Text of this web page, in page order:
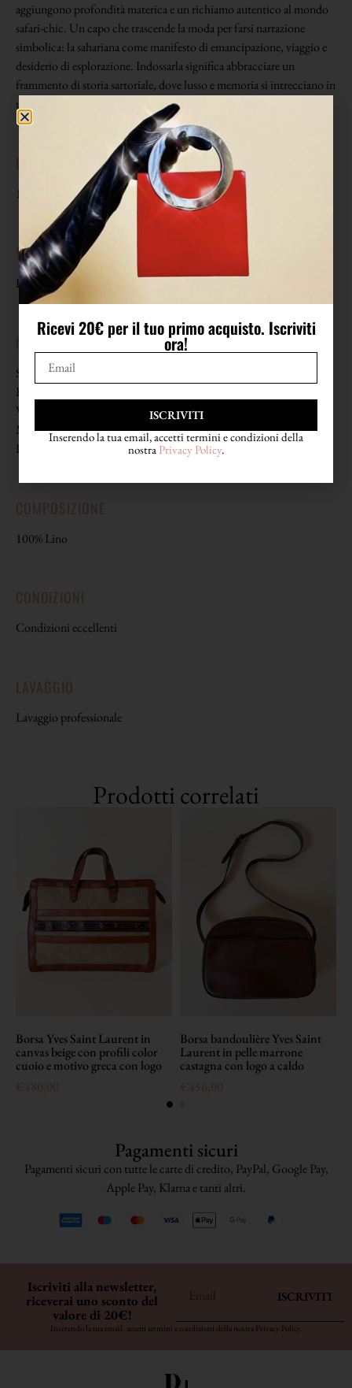
aggiungono profondità materica e un richiamo autentico al mondo
safari-chic. Un capo che trascende la moda per farsi narrazione
simbolica: la sahariana come manifesto di emancipazione, viaggio e
desiderio di esplorazione. Indossarla significa abbracciare un
frammento di storia sartoriale, dove lusso e memoria si intrecciano in
un’esperienza sensoriale e culturale senza tempo.
1990
TAGLIA
Riporta taglia 38 francese. Veste una 40 (S) come in foto.
MISURE
Spalle 42 cm
Busto 50 cm (da lato a lato)
Vita 43,5 cm (da lato a lato)
Manica 61,5 cm
Lunghezza 72 cm circa
100% Lino
Condizioni eccellenti
Lavaggio professionale
Prodotti correlati
Borsa Yves Saint Laurent in
canvas beige con profili color
cuoio e motivo greca con logo
Borsa bandoulière Yves Saint
Laurent in pelle marrone
castagna con logo a caldo
Pagamenti sicuri
Pagamenti sicuri con tutte le carte di credito, PayPal, Google Pay,
Apple Pay, Klarna e tanti altri.
Iscriviti alla newsletter,
riceverai uno sconto del
valore di 20€!
ISCRIVITI
Inserendo la tua email, accetti termini e condizioni della nostra Privacy Policy.
Ricevi 20€ per il tuo primo acquisto. Iscriviti
ora!
ISCRIVITI
Inserendo la tua email, accetti termini e condizioni della
nostra Privacy Policy.